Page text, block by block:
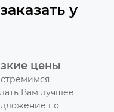
у
цены
Вам лучшее
по